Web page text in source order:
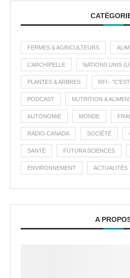
FERMES & AGRICULTEURS
L'ARCHIPELLE NATIONS UNIS
PLANTES & ARBRES RFI -
PODCAST NUTRITION &
AUTONOMIE MONDE
RADIO CANADA SOCIÉTÉ
SANTÉ FUTURA SCIENCES
ENVIRONNEMENT ACTUALITÉS
A